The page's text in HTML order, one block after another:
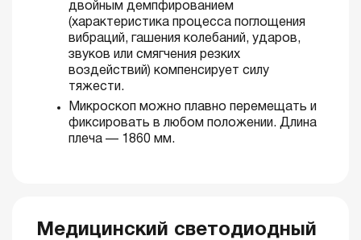
двойным демпфированием
(характеристика процесса поглощения
вибраций, гашения колебаний, ударов,
звуков или смягчения резких
воздействий) компенсирует силу
тяжести.
Микроскоп можно плавно перемещать и
фиксировать в любом положении. Длина
плеча — 1860 мм.
Медицинский светодиодный